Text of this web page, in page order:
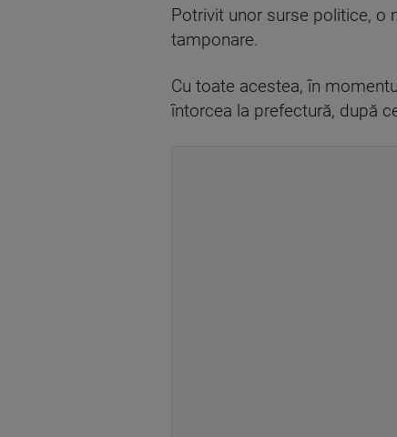
Potrivit unor surse politice, o
tamponare.
Cu toate acestea, în
întorcea la prefectură, după